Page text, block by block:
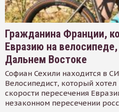
Гражданина Франции,
Евразию на
Дальнем Востоке
Софиан Сехили находится в
Велосипедист, который
скорости пересечения
незаконном пересечении